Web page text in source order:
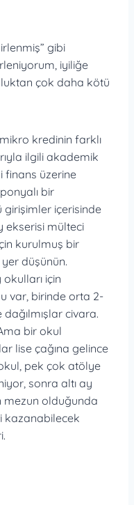
gibi
iyiliğe
çok daha kötü
kredinin farklı
ilgili akademik
finans üzerine
bir
girişimler içerisinde
ekserisi mülteci
kurulmuş bir
düşünün.
okulları için
var, birinde orta 2-
dağılmışlar civara.
bir okul
lise çağına gelince
pek çok atölye
sonra altı ay
mezun olduğunda
kazanabilecek